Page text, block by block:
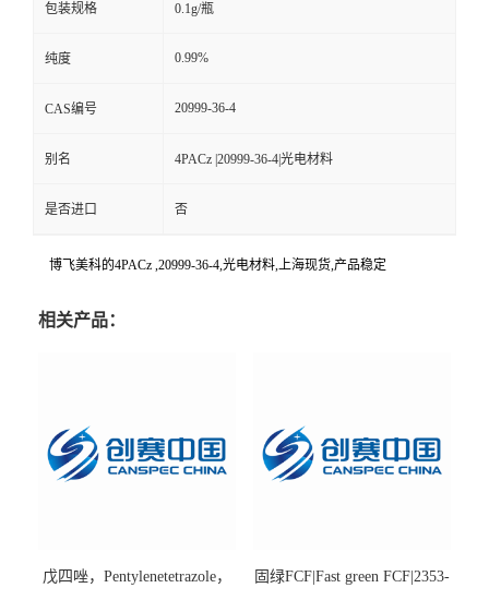
包装规格 0.1g/瓶
纯度 0.99%
CAS编号 20999-36-4
别名 4PACz |20999-36-4|光电材料
是否进口 否
博飞美科的4PACz ,20999-36-4,光电材料,上海现货,产品稳定
相关产品：
戊四唑，Pentylenetetrazole，
固绿FCF|Fast green FCF|2353-